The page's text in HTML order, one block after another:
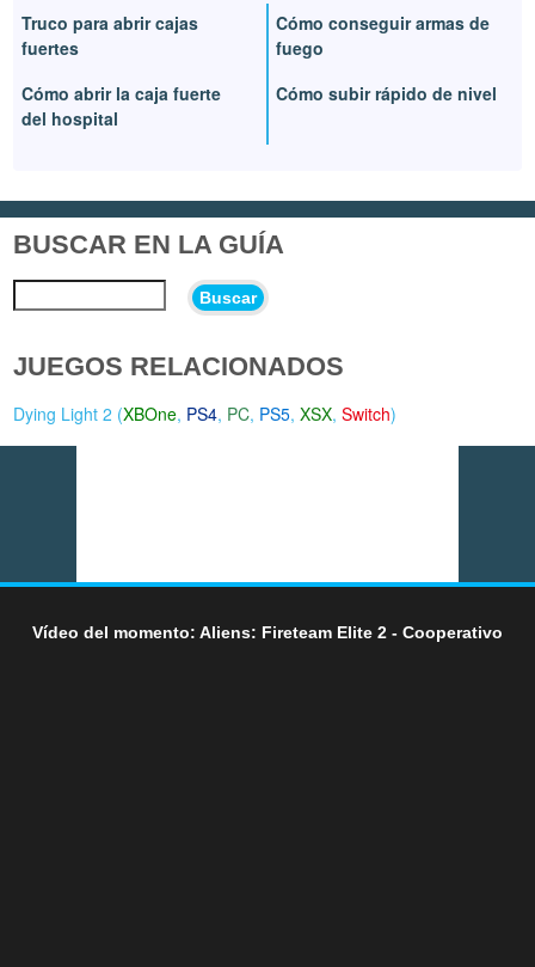
Truco para abrir cajas
fuertes
Cómo abrir la caja fuerte
del hospital
Cómo conseguir armas de
fuego
Cómo subir rápido de nivel
BUSCAR EN LA GUÍA
Buscar
JUEGOS RELACIONADOS
Dying Light 2 (XBOne, PS4, PC, PS5,XSX,Switch)
Vídeo del momento: Aliens: Fireteam Elite 2 - Cooperativo